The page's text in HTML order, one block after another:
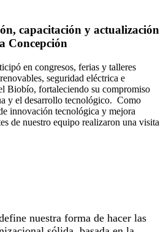
capacitación y actualización
Concepción
en congresos, ferias y talleres
seguridad eléctrica e
Biobío, fortaleciendo su compromiso
y el desarrollo tecnológico. Como
innovación tecnológica y mejora
de nuestro equipo realizaron una visita
nuestra forma de hacer las